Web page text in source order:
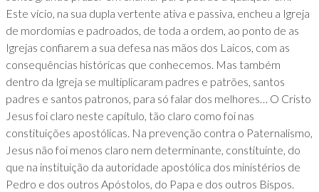
Este vício, na sua dupla vertente ativa e passiva, encheu a Igreja
de mordomias e padroados, de toda a ordem, ao ponto de as
Igrejas confiarem a sua defesa nas mãos dos Laicos, com as
consequências históricas que conhecemos. Mas também
dentro da Igreja se multiplicaram padres e patrões, santos
padres e santos patronos, para só falar dos melhores… O Cristo
Jesus foi claro neste capítulo, tão claro como foi nas
constituições apostólicas. Na prevenção contra o Paternalismo,
Jesus não foi menos claro nem determinante, constituinte, do
que na instituição da autoridade apostólica dos ministérios de
Pedro e dos outros Apóstolos, do Papa e dos outros Bispos.